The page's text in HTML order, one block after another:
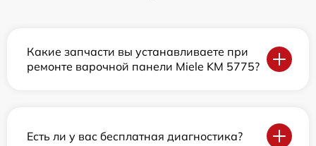
Какие запчасти вы устанавливаете при
ремонте варочной панели Miele KM 5775?
Есть ли у вас бесплатная диагностика?